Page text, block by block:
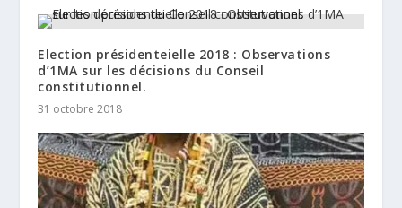
Election présidenteielle 2018 : Observations
d’1MA sur les décisions du Conseil
constitutionnel.
31 octobre 2018